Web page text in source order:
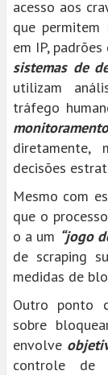
acesso aos
que
em IP,
sistemas de
utilizam
tráfego
diretamente,
decisões
Mesmo com
que o
o a um “jogo
de scraping
medidas de
Outro ponto
sobre
envolve
controle de